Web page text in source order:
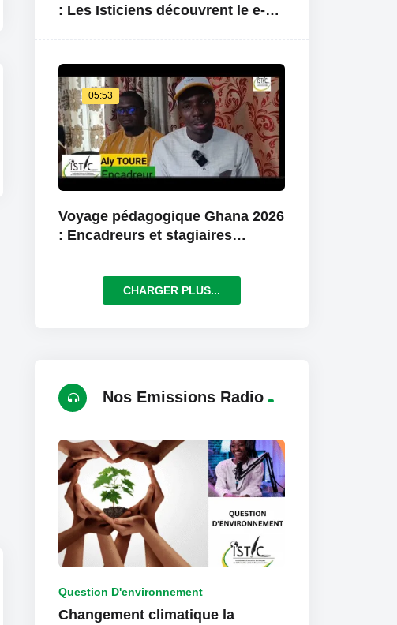
: Les Isticiens découvrent le e-
05:53
Voyage pédagogique Ghana 2026
: Encadreurs et stagiaires
exceptionnelle
CHARGER PLUS...
Nos Emissions Radio
Question D'environnement
Changement climatique la